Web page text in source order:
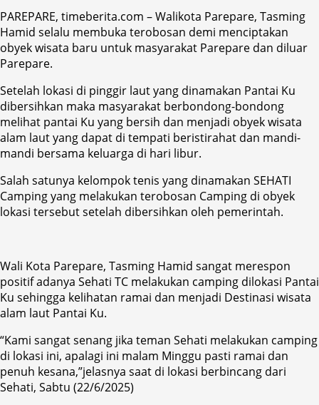
PAREPARE, timeberita.com – Walikota Parepare, Tasming
Hamid selalu membuka terobosan demi menciptakan
obyek wisata baru untuk masyarakat Parepare dan diluar
Parepare.
Setelah lokasi di pinggir laut yang dinamakan Pantai Ku
dibersihkan maka masyarakat berbondong-bondong
melihat pantai Ku yang bersih dan menjadi obyek wisata
alam laut yang dapat di tempati beristirahat dan mandi-
mandi bersama keluarga di hari libur.
Salah satunya kelompok tenis yang dinamakan SEHATI
Camping yang melakukan terobosan Camping di obyek
lokasi tersebut setelah dibersihkan oleh pemerintah.
Wali Kota Parepare, Tasming Hamid sangat merespon
positif adanya Sehati TC melakukan camping dilokasi Pantai
Ku sehingga kelihatan ramai dan menjadi Destinasi wisata
alam laut Pantai Ku.
“Kami sangat senang jika teman Sehati melakukan camping
di lokasi ini, apalagi ini malam Minggu pasti ramai dan
penuh kesana,”jelasnya saat di lokasi berbincang dari
Sehati, Sabtu (22/6/2025)